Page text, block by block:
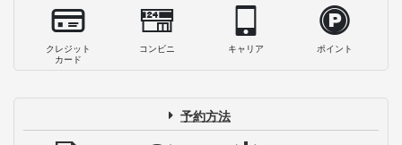
クレジット
カード
コンビニ キャリア ポイント
予約方法